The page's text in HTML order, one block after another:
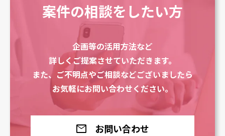
案件の相談をしたい方
企画等の活用方法など
詳しくご提案させていただきます。
また、ご不明点やご相談などございましたら
お気軽にお問い合わせください。
mail お問い合わせ